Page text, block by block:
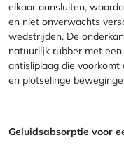
elkaar aansluiten,
en niet onverwachts
wedstrijden. De
natuurlijk rubber met
antisliplaag die
en plotselinge
Geluidsabsorptie voor